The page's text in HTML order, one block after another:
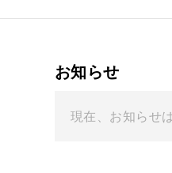
お知らせ
現在、お知らせ